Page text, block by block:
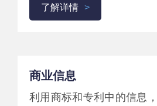
了解详情
商业信息
利用商标和专利中的信息